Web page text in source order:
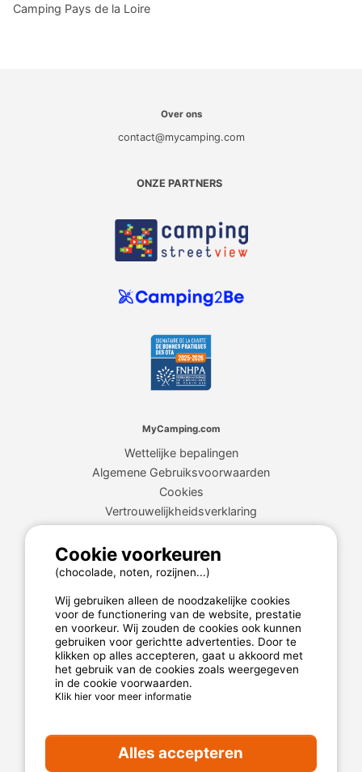
Camping Pays de la Loire
Over ons
contact@mycamping.com
ONZE PARTNERS
MyCamping.com
Wettelijke bepalingen
Algemene Gebruiksvoorwaarden
Cookies
Vertrouwelijkheidsverklaring
MyCamping.com garantie
Beschikbare en toegewijde hotline
De beste campings
Echte klantenbeoordelingen
De beste tarieven
Cookie voorkeuren
(chocolade, noten, rozijnen...)
Wij gebruiken alleen de noodzakelijke cookies
voor de functionering van de website, prestatie
en voorkeur. Wij zouden de cookies ook kunnen
gebruiken voor gerichtte advertenties. Door te
klikken op alles accepteren, gaat u akkoord met
het gebruik van de cookies zoals weergegeven
in de cookie voorwaarden.
Klik hier voor meer informatie
Alles accepteren